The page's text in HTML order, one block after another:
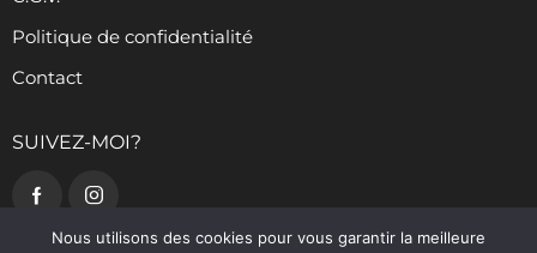
Politique de confidentialité
Contact
SUIVEZ-MOI?
Nous utilisons des cookies pour vous garantir la meilleure